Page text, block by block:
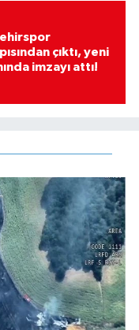
çıktı, yeni
imzayı attı!